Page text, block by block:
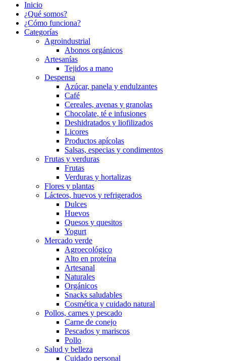
Inicio
¿Qué somos?
¿Cómo funciona?
Categorías
Agroindustrial
Abonos orgánicos
Artesanías
Tejidos a mano
Despensa
Azúcar, panela y endulzantes
Café
Cereales, avenas y granolas
Chocolate, té e infusiones
Deshidratados y liofilizados
Licores
Productos apícolas
Salsas, especias y condimentos
Frutas y verduras
Frutas
Verduras y hortalizas
Flores y plantas
Lácteos, huevos y refrigerados
Dulces
Huevos
Quesos y quesitos
Yogurt
Mercado verde
Agroecológico
Alto en proteína
Artesanal
Naturales
Orgánicos
Snacks saludables
Cosmética y cuidado natural
Pollos, carnes y pescado
Carne de conejo
Pescados y mariscos
Pollo
Salud y belleza
Cuidado personal